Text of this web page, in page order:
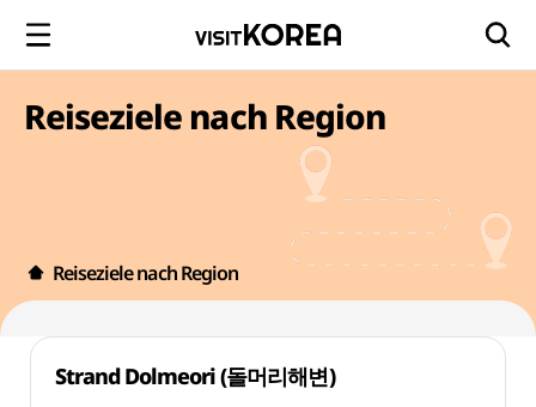
Reiseziele nach Region
Reiseziele nach Region
Strand Dolmeori (돌머리해변)